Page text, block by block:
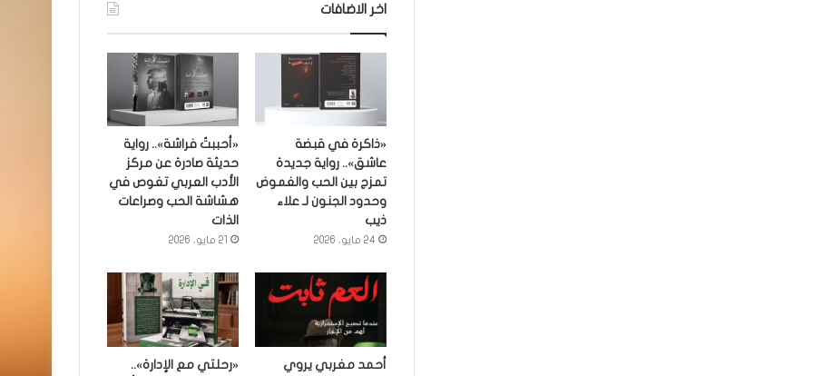
اخر الاضافات
«ذاكرة في قبضة
عاشق».. رواية جديدة
تمزج بين الحب والغموض
وحدود الجنون لـ علاء
ذيب
24 مايو، 2026
«أحببتُ فراشة».. رواية
حديثة صادرة عن مركز
الأدب العربي تغوص في
هشاشة الحب وصراعات
الذات
21 مايو، 2026
أحمد مغربي يروي
«رحلتي مع الإدارة»..